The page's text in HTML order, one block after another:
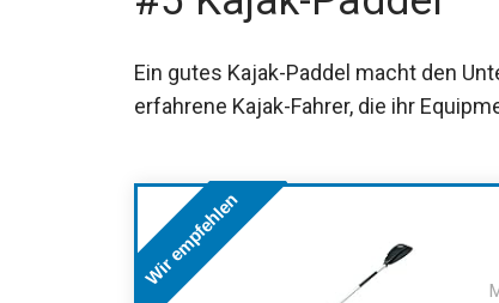
Ein gutes Kajak-Paddel macht den
erfahrene Kajak-Fahrer, die ihr
Wir empfehlen